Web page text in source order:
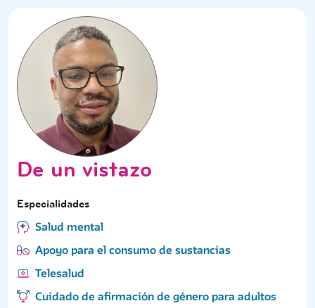
De un vistazo
Especialidades
Salud mental
Apoyo para el consumo de sustancias
Telesalud
Cuidado de afirmación de género para adultos